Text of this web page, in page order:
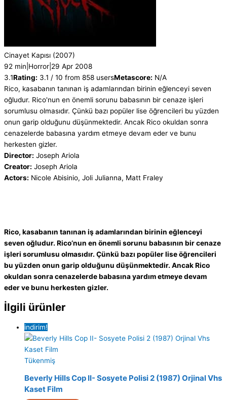
Cinayet Kapısı (2007)
92 min Horror 29 Apr 2008
3.1Rating: 3.1 / 10 from 858 usersMetascore: N/A
Rico, kasabanın tanınan iş adamlarından birinin eğlenceyi seven
oğludur. Rico'nun en önemli sorunu babasının bir cenaze işleri
sorumlusu olmasıdır. Çünkü bazı popüler lise öğrencileri bu yüzden
onun garip olduğunu düşünmektedir. Ancak Rico okuldan sonra
cenazelerde babasına yardım etmeye devam eder ve bunu
herkesten gizler.
Director: Joseph Ariola
Creator: Joseph Ariola
Actors: Nicole Abisinio, Joli Julianna, Matt Fraley
Rico, kasabanın tanınan iş adamlarından birinin eğlenceyi
seven oğludur. Rico’nun en önemli sorunu babasının bir cenaze
işleri sorumlusu olmasıdır. Çünkü bazı popüler lise öğrencileri
bu yüzden onun garip olduğunu düşünmektedir. Ancak Rico
okuldan sonra cenazelerde babasına yardım etmeye devam
eder ve bunu herkesten gizler.
İlgili ürünler
indirim!
Tükenmiş
Beverly Hills Cop II- Sosyete Polisi 2 (1987) Orjinal Vhs
Kaset Film